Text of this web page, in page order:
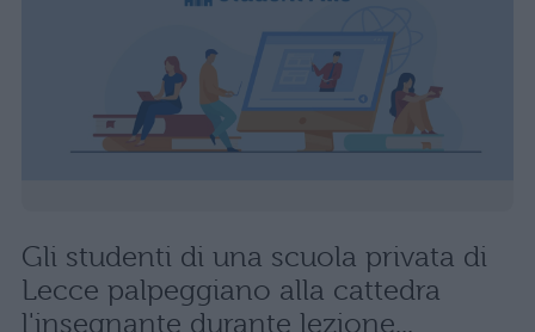
Gli studenti di una scuola privata di
Lecce palpeggiano alla cattedra
l'insegnante durante lezione...